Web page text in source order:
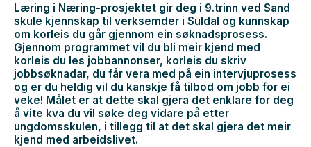
Læring i Næring-prosjektet gir deg i 9.trinn ved Sand
skule kjennskap til verksemder i Suldal og kunnskap
om korleis du går gjennom ein søknadsprosess.
Gjennom programmet vil du bli meir kjend med
korleis du les jobbannonser, korleis du skriv
jobbsøknadar, du får vera med på ein intervjuprosess
og er du heldig vil du kanskje få tilbod om jobb for ei
veke! Målet er at dette skal gjera det enklare for deg
å vite kva du vil søke deg vidare på etter
ungdomsskulen, i tillegg til at det skal gjera det meir
kjend med arbeidslivet.